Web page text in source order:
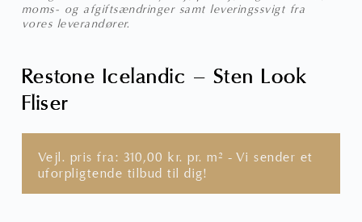
moms- og afgiftsændringer samt leveringssvigt fra
vores leverandører.
Restone Icelandic – Sten Look
Fliser
Vejl. pris fra: 310,00kr. pr. m² - Vi sender et
uforpligtende tilbud til dig!